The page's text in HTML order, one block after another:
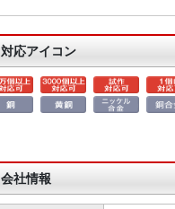
対応アイコン
会社情報